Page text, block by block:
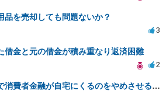
品を売却しても問題ないか？
3
借金と元の借金が積み重なり返済困難
2
息子の借金問題で消費者金融が自宅にくるのをやめさせる方法はないですか？